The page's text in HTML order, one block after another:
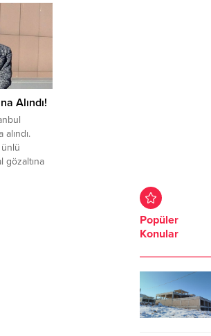
Alındı!
alındı.
ünlü
gözaltına
duyurdu.
Popüler
Konular